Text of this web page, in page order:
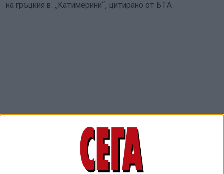
на гръцкия в. „Катимерини“, цитирано от БТА.
На островите Парос, Миконос и Родос в Егейско море
проверяващите установиха нарушения, свързани със